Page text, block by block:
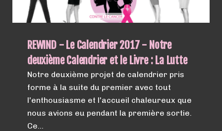
REWIND - Le Calendrier 2017 - Notre
deuxième Calendrier et le Livre : La Lutte
Notre deuxième projet de calendrier pris
forme à la suite du premier avec tout
l'enthousiasme et l'accueil chaleureux que
nous avions eu pendant la première sortie.
Ce…